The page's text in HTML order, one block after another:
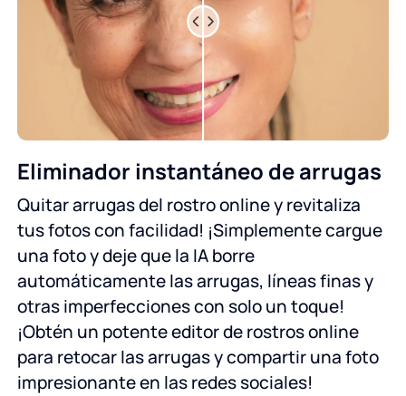
Eliminador instantáneo de arrugas
Quitar arrugas del rostro online y revitaliza
tus fotos con facilidad! ¡Simplemente cargue
una foto y deje que la IA borre
automáticamente las arrugas, líneas finas y
otras imperfecciones con solo un toque!
¡Obtén un potente editor de rostros online
para retocar las arrugas y compartir una foto
impresionante en las redes sociales!